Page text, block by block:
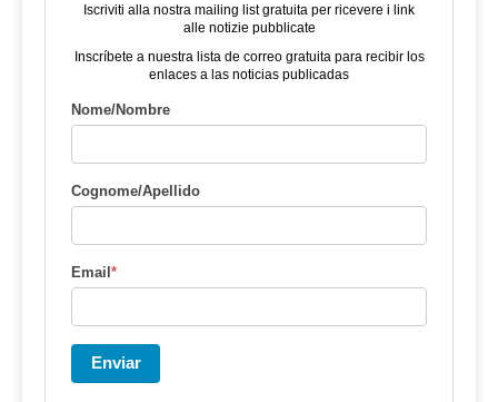
Iscriviti alla nostra mailing list gratuita per ricevere i link
alle notizie pubblicate
Inscríbete a nuestra lista de correo gratuita para recibir los
enlaces a las noticias publicadas
Nome/Nombre
Cognome/Apellido
Email*
Enviar